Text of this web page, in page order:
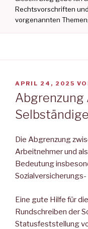
Rechtsvorschriften
vorgenannten
VERÖFFENTLICHT
AM
APRIL 24, 2025
Abgrenzung
Die Abgrenzung
Arbeitnehmer und
Bedeutung
Eine gute Hilfe für
Rundschreiben der
Statusfeststellung